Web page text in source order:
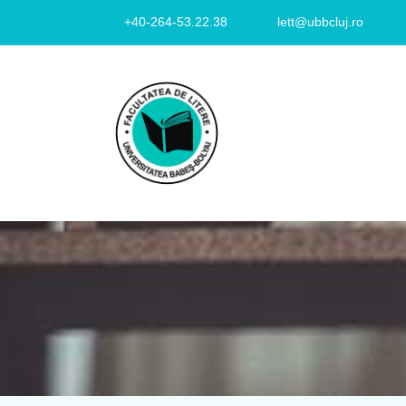
+40-264-53.22.38 lett@ubbcluj.ro